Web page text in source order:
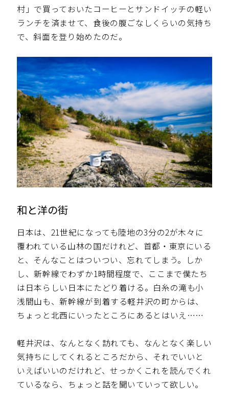
村」で買っておいたコーヒーとサンドイッチの軽い
ランチを済ませて、食後の腹ごなしくらいの気持ち
で、斜面を登り始めたのだ。
和と洋の街
日本は、21世紀になっても陸地の3分の2が木々に
覆われている山林の国だけれど、首都・東京にいる
と、そんなことはついつい、忘れてしまう。しか
し、新幹線でわずか1時間程度で、ここまで僕たち
は日本らしい日本にたどり着ける。白糸の滝も小
浅間山も、新幹線が到着する軽井沢の町からは、
ちょっと北西にいったところにあるとはいえ……
軽井沢は、なんとなく訪れても、なんとなく楽しい
気持ちにしてくれるところだから、それでいいと
いえばいいのだけれど、せっかくこれを読んでくれ
ているなら、ちょっと話を聞いていって欲しい。